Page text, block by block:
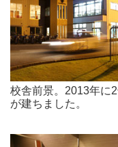
校舎前景。2013年に
が建ちました。